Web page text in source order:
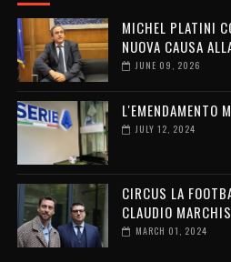
MICHEL PLATINI
NUOVA CAUSA
JUNE 09, 2026
L'EMENDAMENTO
JULY 12, 2024
CIRCUS LA
CLAUDIO
MARCH 01, 2024